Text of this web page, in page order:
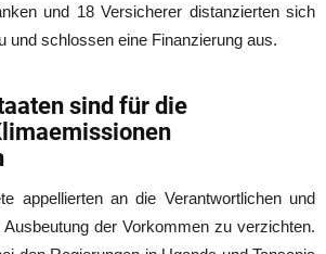
und 18 Versicherer distanzierten sich
und schlossen eine Finanzierung aus.
sind für die
appellierten an die Verantwortlichen und
der Vorkommen zu verzichten.